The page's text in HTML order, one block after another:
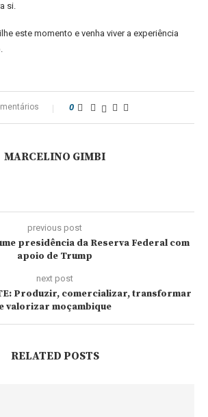
si.
este momento e venha viver a experiência
0
MARCELINO GIMBI
previous post
presidência da Reserva Federal com
apoio de Trump
next post
Produzir, comercializar, transformar
e valorizar moçambique
RELATED POSTS